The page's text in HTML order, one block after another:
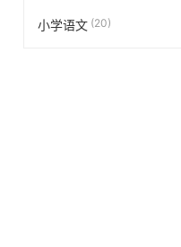
小学语文 (20)